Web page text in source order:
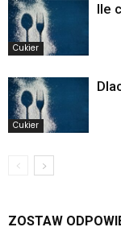
Cukier
Ile
Cukier
ZOSTAW